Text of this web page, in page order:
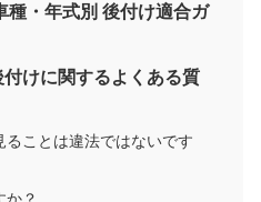
種・年式別 後付け適合ガ
けに関するよくある質
ことは違法ではないです